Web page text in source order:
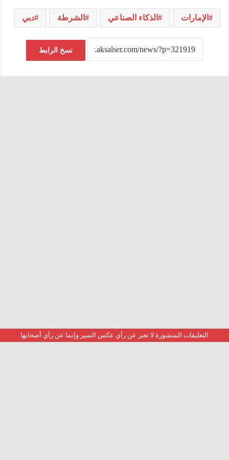
الإمارات الذكاء الصناعي الشرطة دبي
نسخ الرابط
التعليقات المنشورة لا تعبر عن رأي عكس السير وإنما عن رأي أصحابها